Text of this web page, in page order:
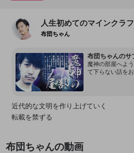
人生初めてのマインクラ
布団ちゃん
布団ちゃんのサ
魔神の部屋へよ
て下らない話を
を許可しており
然るべき対応を
何卒よろしくお願いしま
近代的な文明を作り上げていく
転載を禁ずる
布団ちゃんの動画